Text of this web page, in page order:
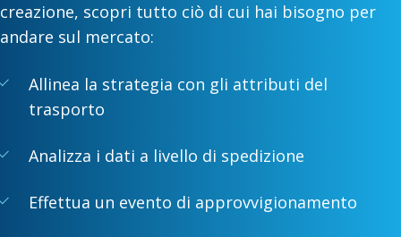
creazione, scopri tutto ciò di cui hai bisogno per
andare sul mercato:
Allinea la strategia con gli attributi del
trasporto
Analizza i dati a livello di spedizione
Effettua un evento di approvvigionamento